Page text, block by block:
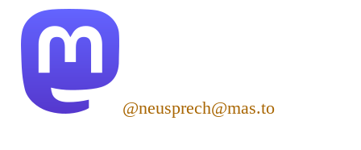
@neusprech@mas.to